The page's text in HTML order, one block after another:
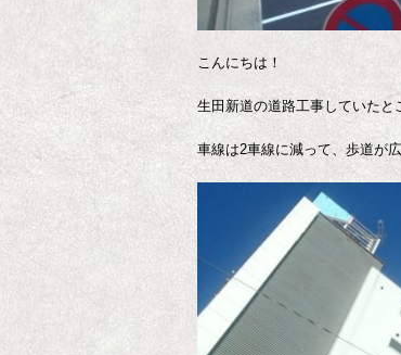
こんにちは！
生田新道の道路工事していたと
車線は2車線に減って、歩道が広